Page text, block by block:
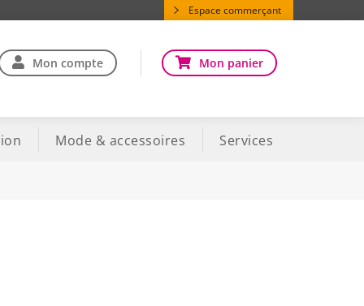
Espace commerçant
Mon compte Mon panier
Mode & accessoires Services